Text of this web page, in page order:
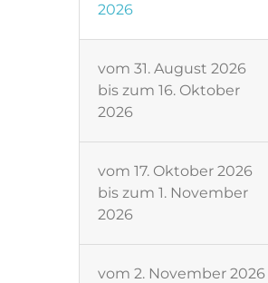
2026
vom 31. August 2026
bis zum 16. Oktober
2026
vom 17. Oktober 2026
bis zum 1. November
2026
vom 2. November 2026